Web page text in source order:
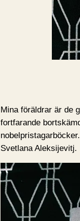
Mina föräldrar är de
fortfarande
Svetlana Aleksijevitj.